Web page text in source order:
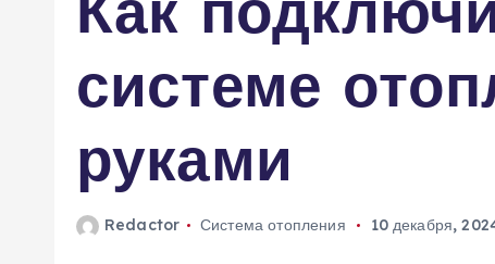
системе
руками
Redactor Система отопления 10 декабря,